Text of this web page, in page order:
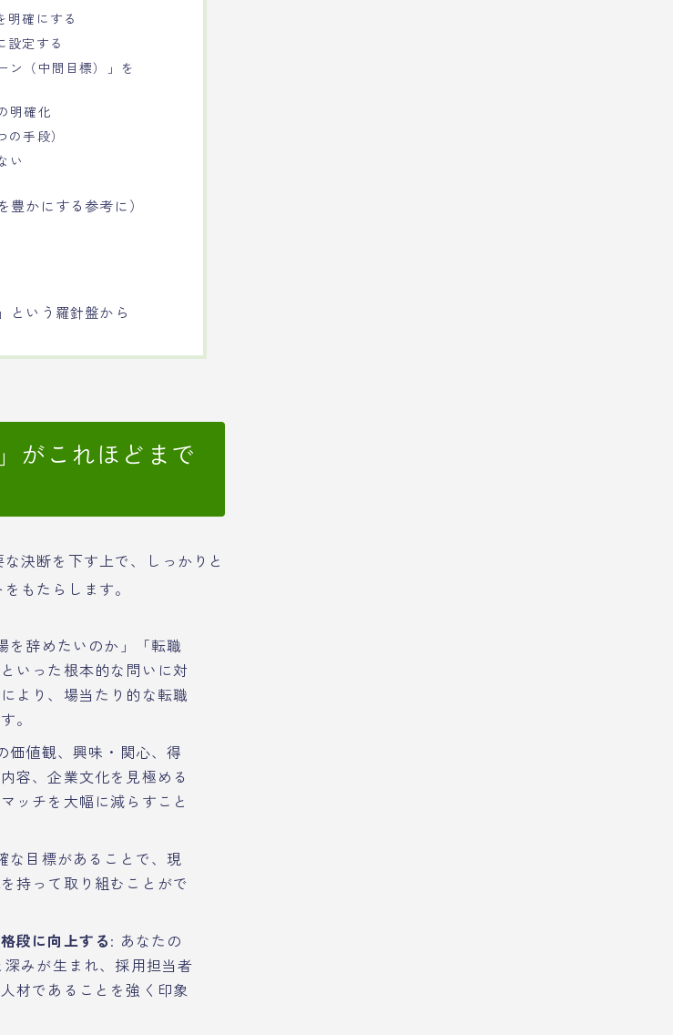
明確にする
設定する
ン（中間目標）」を
明確化
手段）
い
かにする参考に）
という羅針盤から
がこれほどまで
決断を下す上で、しっかりと
もたらします。
を辞めたいのか」「転職
いった根本的な問いに対
より、場当たり的な転職
。
価値観、興味・関心、得
容、企業文化を見極める
ッチを大幅に減らすこと
な目標があることで、現
持って取り組むことがで
段に向上する: あなたの
みが生まれ、採用担当者
材であることを強く印象